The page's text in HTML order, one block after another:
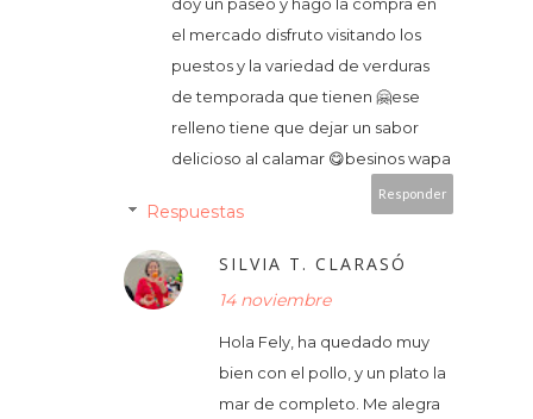
el mercado disfruto visitando los
puestos y la variedad de verduras
de temporada que tienen 🤗ese
relleno tiene que dejar un sabor
delicioso al calamar 😋besinos wapa
Responder
Respuestas
SILVIA T. CLARASÓ
14 noviembre
Hola Fely, ha quedado muy
bien con el pollo, y un plato la
mar de completo. Me alegra